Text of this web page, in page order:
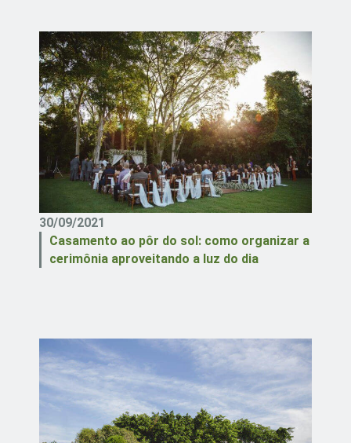
30/09/2021
Casamento ao pôr do sol: como organizar a
cerimônia aproveitando a luz do dia